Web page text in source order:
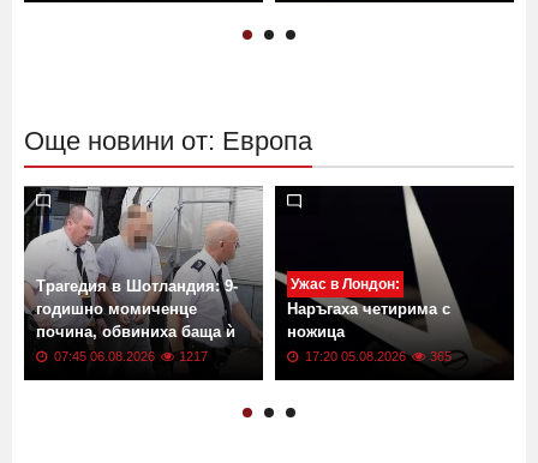
Още новини от: Европа
Трагедия в Шотландия: 9-
годишно момиченце
почина, обвиниха баща ѝ
07:45 06.08.2026 1217
Ужас в Лондон:
Наръгаха четирима с
ножица
17:20 05.08.2026 365